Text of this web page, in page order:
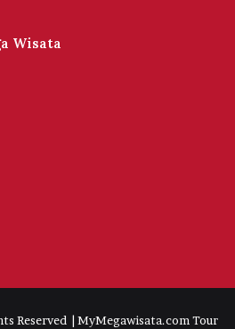
Wisata
Reserved | MyMegawisata.com Tour